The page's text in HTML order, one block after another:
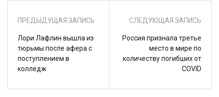
ПРЕДЫДУЩАЯ ЗАПИСЬ
Лори Лафлин вышла из
тюрьмы после афера с
поступлением в
колледж
СЛЕДУЮЩАЯ ЗАПИСЬ
Россия признала третье
место в мире по
количеству погибших от
COVID